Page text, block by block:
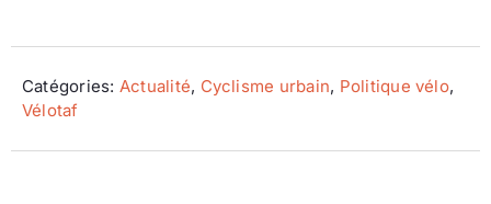
Catégories: Actualité, Cyclisme urbain, Politique vélo,
Vélotaf